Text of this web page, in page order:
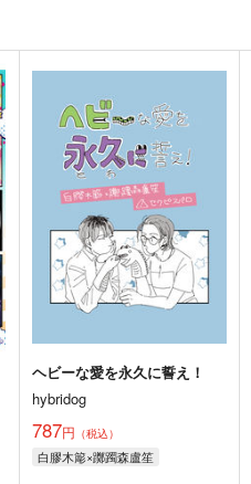
ヘビーな愛を永久に誓え！
hybridog
787円 （税込）
白膠木簓×躑躅森盧笙